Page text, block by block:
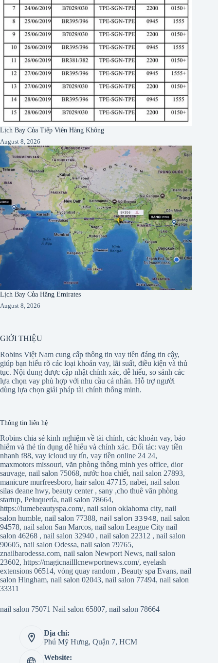
Lịch Bay Của Tiếp Viên Hàng Không
August 8, 2026
Lịch Bay Của Hãng Emirates
August 8, 2026
GIỚI THIỆU
Robins Việt Nam cung cấp thông tin vay tiền đáng tin cậy,
giúp bạn hiểu rõ các loại khoản vay, lãi suất, điều kiện và thủ
tục. Nội dung được cập nhật chính xác, dễ hiểu, so sánh các
lựa chọn vay phù hợp với nhu cầu cá nhân. Hỗ trợ người
dùng lựa chọn giải pháp tài chính thông minh.
Thông tin liên hệ
Robins chia sẻ kinh nghiệm về tài chính, các khoản vay, bảo
hiểm và thẻ tín dụng dễ hiểu và chính xác. Đối tác: vay tiền
nhanh f88, vay icloud uy tín, vay tiền online 24 24,
maxmotors missouri, văn phòng thông minh yes office, dior
sauvage, nail salon 75068, nước hoa chiết, nail salon 27893,
manicure murfreesboro, hair salon 47715, nabei, nail salon
silas deane hwy, beauty center, sany ,cho thuê văn phòng
startup, Peluquería, nail salon 78664,
https://lumebeautyspa.com/, nail salon oklahoma city, nail
salon humble, nail salon 77388, nail salon 33948,nail salon
94578, nail salon San Marcos, nail salon League City nail
salon 46268 , nail salon 32940 , nail salon 22312 , nail salon
90605, nail salon Odessa, nail salon 79765,
znailbarodessa.com, nail salon Newport News, nail salon
23602, https://magicnailllcnewportnews.com/, eyelash
extensions 06514, vòng quay random , Beauty spa Evans, nail
salon Hingham, nail salon 02043, nail salon 77494, nail salon
33311
nail salon 75071 Nail salon 65807, nail salon 78664
Địa chỉ:
Phú Mỹ Hưng, Quận 7, HCM
Website: